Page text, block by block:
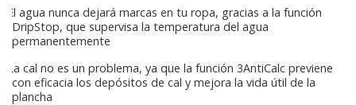
El agua nunca dejará marcas en tu ropa, gracias a la función
DripStop, que supervisa la temperatura del agua
permanentemente
La cal no es un problema, ya que la función 3AntiCalc previene
con eficacia los depósitos de cal y mejora la vida útil de la
plancha